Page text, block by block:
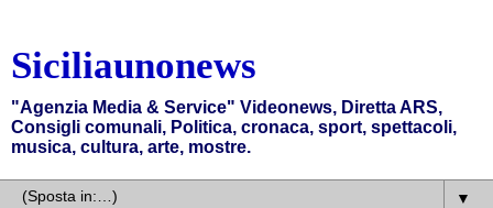
Siciliaunonews
"Agenzia Media & Service" Videonews, Diretta ARS,
Consigli comunali, Politica, cronaca, sport, spettacoli,
musica, cultura, arte, mostre.
▼